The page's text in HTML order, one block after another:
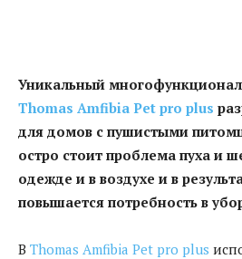
Уникальный
Thomas Amfibia Pet pro plus
для домов с пушистыми
остро стоит проблема пуха и
одежде и в воздухе и в
повышается потребность в
В Thomas Amfibia Pet pro plus